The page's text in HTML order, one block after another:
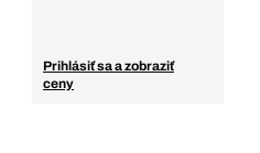
Prihlásiť sa a zobraziť
ceny